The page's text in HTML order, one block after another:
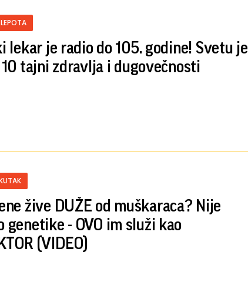
lekar je radio do 105. godine! Svetu je
tajni zdravlja i dugovečnosti
žive DUŽE od muškaraca? Nije
genetike - OVO im služi kao
(VIDEO)